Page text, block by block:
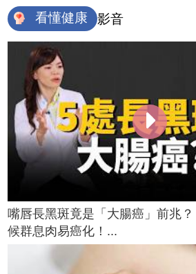
看懂健康 影音
嘴唇長黑斑竟是「大腸癌」前兆
候群息肉易癌化！...